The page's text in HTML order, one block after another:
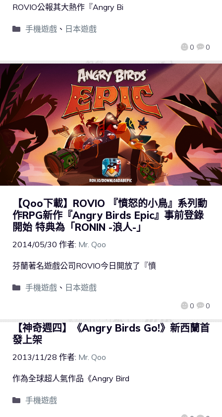
0 0
ROVIO公報其大熱作『Angry Bi
手機遊戲、 日本遊戲
【Qoo下載】ROVIO 『憤怒的小鳥』系列動
作RPG新作『Angry Birds Epic』事前登錄
開始 特典為「RONIN -浪人-」
2014/05/30 作者: Mr. Qoo
0 0
芬蘭著名遊戲公司ROVIO今日開放了『憤
手機遊戲、 日本遊戲
【神奇週四】《Angry Birds Go!》新西蘭首
發上架
2013/11/28 作者: Mr. Qoo
作為全球超人氣作品《Angry Bird
手機遊戲